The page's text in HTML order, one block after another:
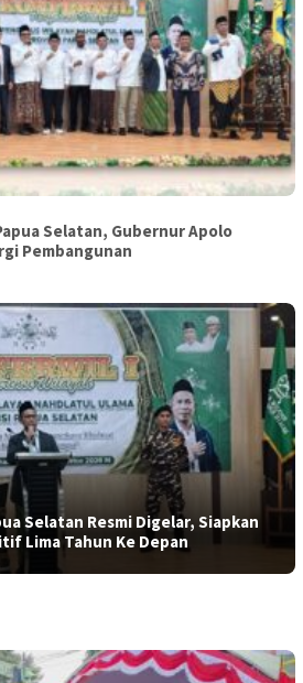
Selatan, Gubernur Apolo
Pembangunan
Selatan Resmi Digelar, Siapkan
Lima Tahun Ke Depan